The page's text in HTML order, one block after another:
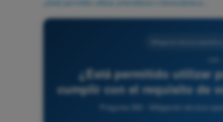
¿Está permitido utilizar
cumplir con el requisito de
Pregunta 580 - Mitigación técnica-